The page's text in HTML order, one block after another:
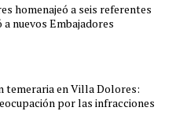
homenajeó a seis referentes
nuevos Embajadores
temeraria en Villa Dolores:
por las infracciones